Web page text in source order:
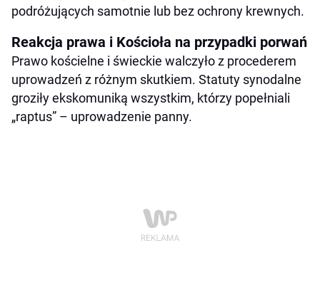
podróżujących samotnie lub bez ochrony krewnych.
Reakcja prawa i Kościoła na przypadki porwań
Prawo kościelne i świeckie walczyło z procederem
uprowadzeń z różnym skutkiem. Statuty synodalne
groziły ekskomuniką wszystkim, którzy popełniali
„raptus” – uprowadzenie panny.